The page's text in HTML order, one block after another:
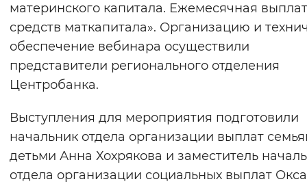
материнского капитала. Ежемесячная
средств маткапитала». Организацию и
обеспечение вебинара осуществили
представители регионального отделения
Центробанка.
Выступления для мероприятия подготовили
начальник отдела организации выплат
детьми Анна Хохрякова и заместитель
отдела организации социальных выплат